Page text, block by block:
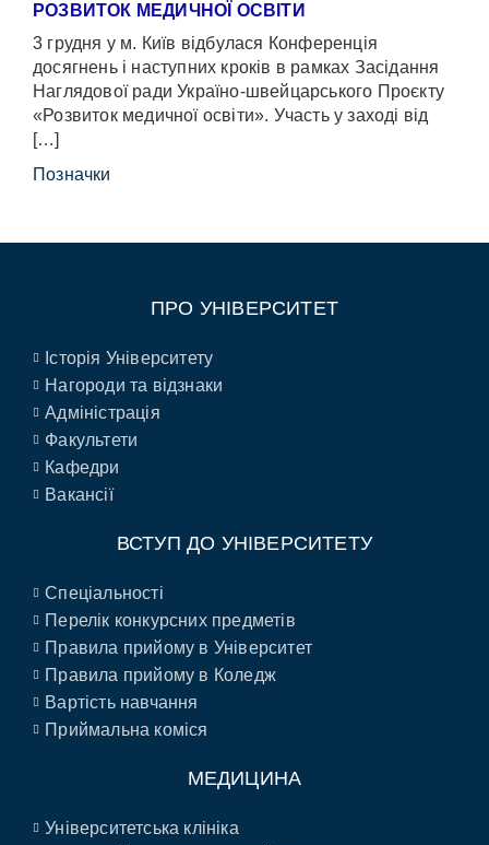
РОЗВИТОК МЕДИЧНОЇ ОСВІТИ
3 грудня у м. Київ відбулася Конференція
досягнень і наступних кроків в рамках Засідання
Наглядової ради Україно-швейцарського Проєкту
«Розвиток медичної освіти». Участь у заході від
[…]
Позначки
ПРО УНІВЕРСИТЕТ
Історія Університету
Нагороди та відзнаки
Адміністрація
Факультети
Кафедри
Вакансії
ВСТУП ДО УНІВЕРСИТЕТУ
Спеціальності
Перелік конкурсних предметів
Правила прийому в Університет
Правила прийому в Коледж
Вартість навчання
Приймальна коміся
МЕДИЦИНА
Університетська клініка